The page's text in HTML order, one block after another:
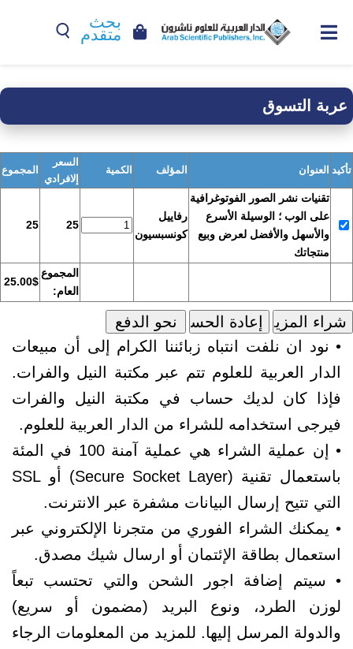
بحث
متقدم
عربة التسوق
تأكيد العنوان المؤلف الكمية
السعر
إلافرادي
المجموع
تقنيات نشر الصور الفوتوغرافية
على الوب ؛ الوسيلة الأسرع
والأسهل والأفضل لعرض وبيع
منتجاتك
رفاييل
كونسبسيون
25
25
المجموع
العام:
25.00$
• نود ان نلفت انتباه زبائننا الكرام إلى أن مبيعات
الدار العربية للعلوم تتم عبر مكتبة النيل والفرات.
فإذا كان لديك حساب في مكتبة النيل والفرات
فيرجى استخدامه للشراء من الدار العربية للعلوم.
• إن عملية الشراء هي عملية آمنة 100 في المئة
باستعمال تقنية (Secure Socket Layer) أو SSL
التي تتيح إرسال البيانات مشفرة عبر الانترنت.
• يمكنك الشراء الفوري من متجرنا الإلكتروني عبر
استعمال بطاقة الإئتمان أو ارسال شيك مصدق.
• سيتم إضافة اجور الشحن والتي تحتسب تبعاً
لوزن الطرد، ونوع البريد (مضمون أو سريع)
والدولة المرسل إليها. للمزيد من المعلومات الرجاء